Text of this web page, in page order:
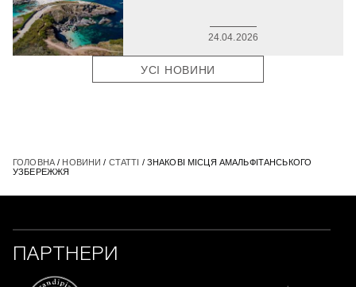
24.04.2026
УСІ НОВИНИ
ГОЛОВНА/ НОВИНИ / СТАТТІ / ЗНАКОВІ МІСЦЯ АМАЛЬФІТАНСЬКОГО
УЗБЕРЕЖЖЯ
ПАРТНЕРИ